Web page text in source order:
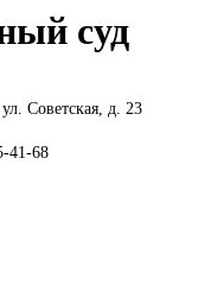
суд
Советская, д. 23
41-68